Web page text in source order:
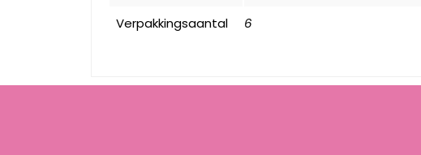
Verpakkingsaantal
6